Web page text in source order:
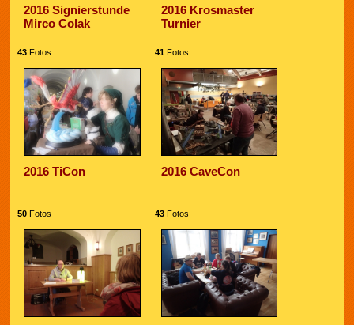
2016 Signierstunde
Mirco Colak
43Fotos
2016 Krosmaster
Turnier
41Fotos
2016 TiCon
50Fotos
2016 CaveCon
43Fotos